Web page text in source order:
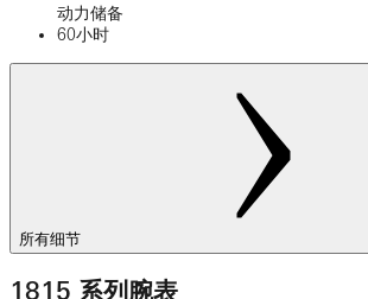
动力储备
60小时
所有细节
1815 系列腕表